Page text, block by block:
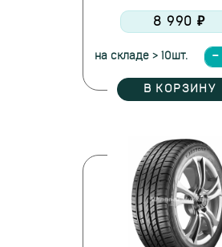
8 990 ₽
на складе > 10шт.
В КОРЗИНУ